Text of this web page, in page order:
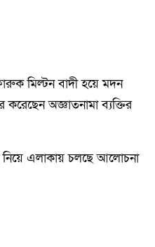
মিল্টন বাদী হয়ে মদন
অজ্ঞাতনামা ব্যক্তির
নিয়ে এলাকায় চলছে আলোচনা